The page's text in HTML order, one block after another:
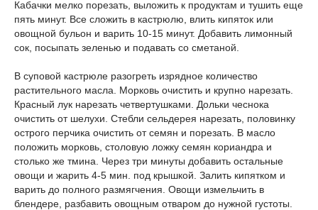
Кабачки мелко порезать, выложить к продуктам и тушить еще
пять минут. Все сложить в кастрюлю, влить кипяток или
овощной бульон и варить 10-15 минут. Добавить лимонный
сок, посыпать зеленью и подавать со сметаной.
В суповой кастрюле разогреть изрядное количество
растительного масла. Морковь очистить и крупно нарезать.
Красный лук нарезать четвертушками. Дольки чеснока
очистить от шелухи. Стебли сельдерея нарезать, половинку
острого перчика очистить от семян и порезать. В масло
положить морковь, столовую ложку семян кориандра и
столько же тмина. Через три минуты добавить остальные
овощи и жарить 4-5 мин. под крышкой. Залить кипятком и
варить до полного размягчения. Овощи измельчить в
блендере, разбавить овощным отваром до нужной густоты.